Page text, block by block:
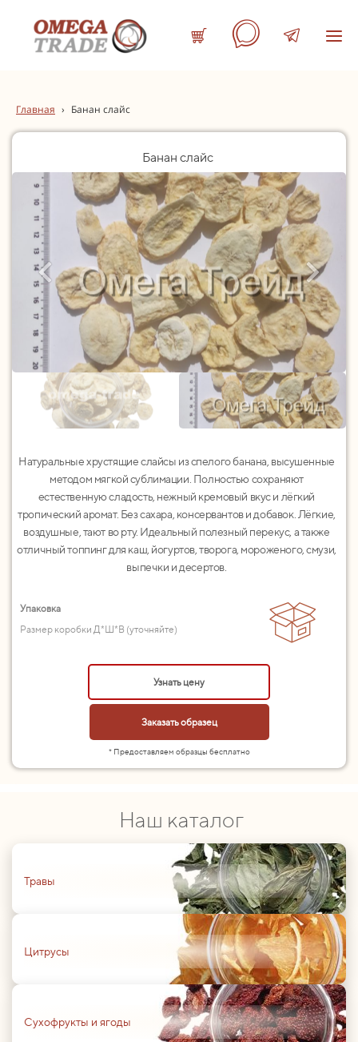
Главная › Банан слайс
Банан слайс
Натуральные хрустящие слайсы из спелого банана, высушенные
методом мягкой сублимации. Полностью сохраняют
естественную сладость, нежный кремовый вкус и лёгкий
тропический аромат. Без сахара, консервантов и добавок. Лёгкие,
воздушные, тают во рту. Идеальный полезный перекус, а также
отличный топпинг для каш, йогуртов, творога, мороженого, смузи,
выпечки и десертов.
Упаковка
Размер коробки Д*Ш*В (уточняйте)
Узнать цену
Заказать образец
* Предоставляем образцы бесплатно
Наш каталог
Травы
Цитрусы
Сухофрукты и ягоды